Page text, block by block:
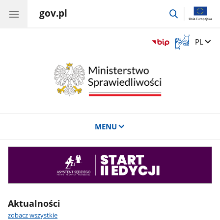
gov.pl
przejdź
Otwórz
okno
Zmień
PL
MENU
Aktualności
zobacz wszystkie